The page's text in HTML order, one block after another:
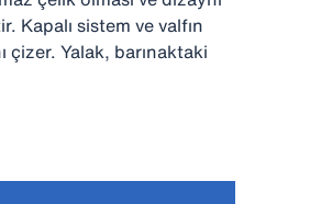
Kapalı sistem ve valfın
Yalak, barınaktaki
sınırlı alanlı çapraz